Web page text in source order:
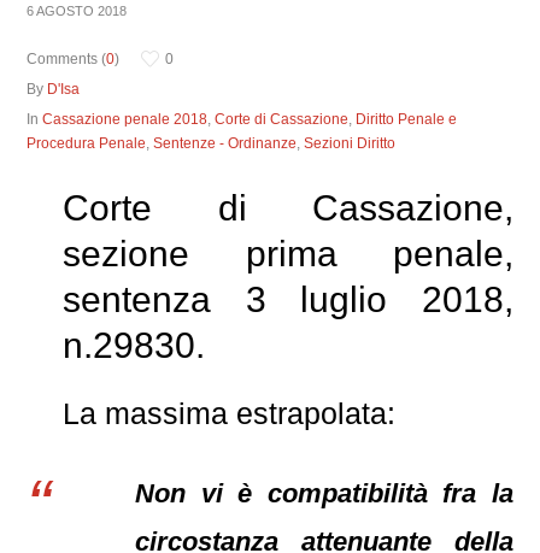
6 AGOSTO 2018
Comments (0)
0
By D'Isa
InCassazione penale 2018,Corte di Cassazione, Diritto Penale e
Procedura Penale,Sentenze - Ordinanze,Sezioni Diritto
Corte di Cassazione,
sezione prima penale,
sentenza 3 luglio 2018,
n.29830.
La massima estrapolata:
Non vi è compatibilità fra la
circostanza attenuante della